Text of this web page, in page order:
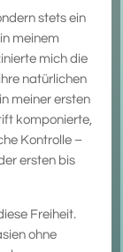
stets ein
meinem
mich die
natürlichen
meiner ersten
komponierte,
Kontrolle –
ersten bis
Freiheit.
ohne